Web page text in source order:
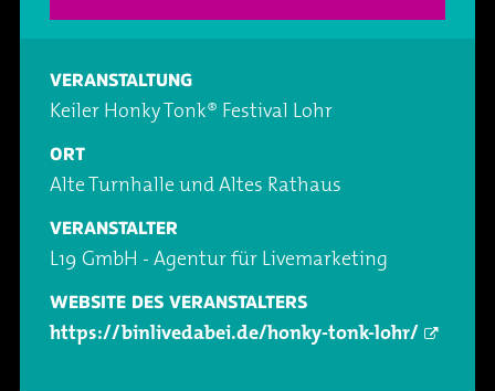
Oper & Operette
Party
Theater & Musical
Essen & Trinken
Barrierefreiheit
Über Lohr a.Main
Technik
Downloads
Geschichte
Buchungsanfrage
VERANSTALTUNG
Keiler Honky Tonk® Festival Lohr
ORT
Alte Turnhalle und Altes Rathaus
VERANSTALTER
L19 GmbH - Agentur für Livemarketing
WEBSITE DES VERANSTALTERS
https://binlivedabei.de/honky-tonk-lohr/